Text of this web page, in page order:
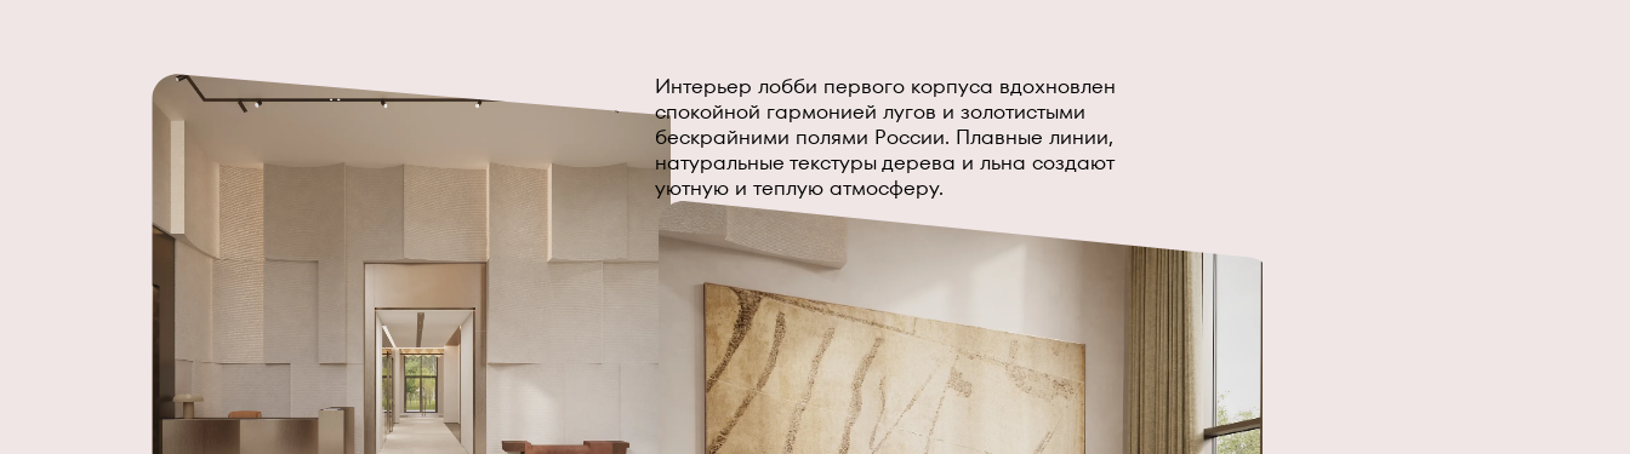
Интерьер лобби первого корпуса вдохновлен
спокойной гармонией лугов и золотистыми
бескрайними полями России. Плавные линии,
натуральные текстуры дерева и льна создают
уютную и теплую атмосферу.